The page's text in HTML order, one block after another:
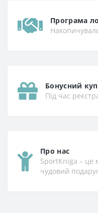
Програма
Бонусний
Під час
Про нас
SportKniga – це
чудовий